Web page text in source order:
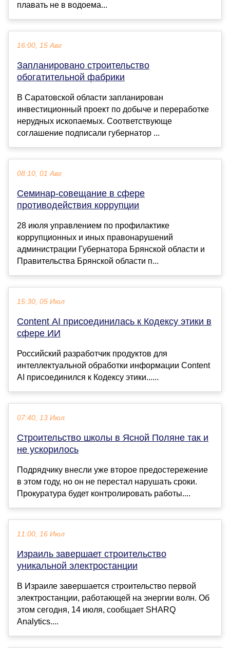
плавать не в водоема...
16:00, 15 Авг
Запланировано строительство
обогатительной фабрики
В Саратовской области запланирован
инвестиционный проект по добыче и переработке
нерудных ископаемых. Соответствующе
соглашение подписали губернатор ...
08:10, 01 Авг
Семинар-совещание в сфере
противодействия коррупции
28 июля управлением по профилактике
коррупционных и иных правонарушений
администрации Губернатора Брянской области и
Правительства Брянской области п...
15:30, 05 Июл
Content AI присоединилась к Кодексу этики в
сфере ИИ
Российский разработчик продуктов для
интеллектуальной обработки информации Content
AI присоединился к Кодексу этики......
07:40, 13 Июл
Строительство школы в Ясной Поляне так и
не ускорилось
Подрядчику внесли уже второе предостережение
в этом году, но он не перестал нарушать сроки.
Прокуратура будет контролировать работы....
11:00, 16 Июл
Израиль завершает строительство
уникальной электростанции
В Израиле завершается строительство первой
электростанции, работающей на энергии волн. Об
этом сегодня, 14 июля, сообщает SHARQ
Analytics....